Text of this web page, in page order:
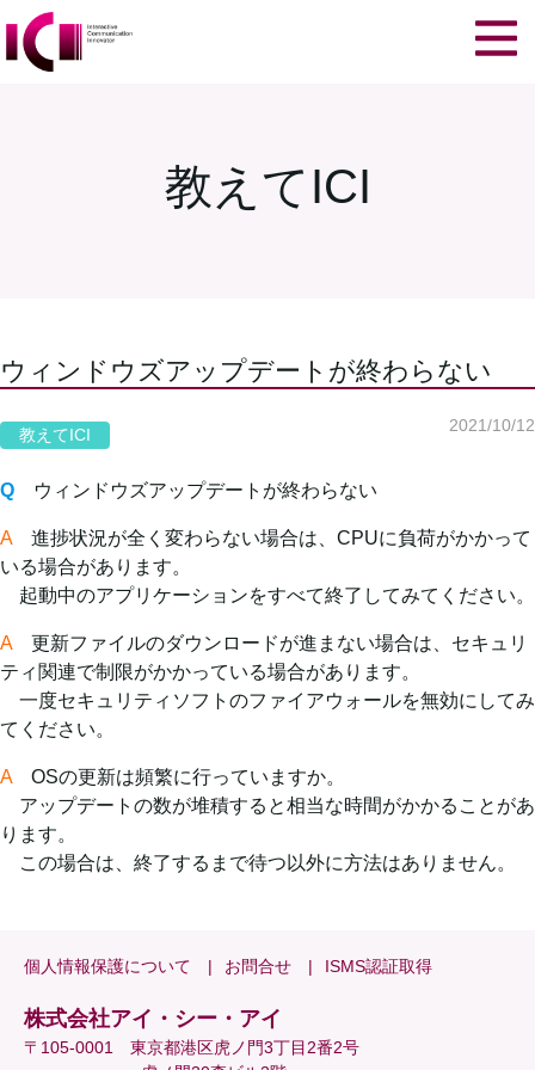
教えてICI
ウィンドウズアップデートが終わらない
教えてICI
2021/10/12
Q ウィンドウズアップデートが終わらない
A進捗状況が全く変わらない場合は、CPUに負荷がかかって
いる場合があります。
起動中のアプリケーションをすべて終了してみてください。
A更新ファイルのダウンロードが進まない場合は、セキュリ
ティ関連で制限がかかっている場合があります。
一度セキュリティソフトのファイアウォールを無効にしてみ
てください。
AOSの更新は頻繁に行っていますか。
アップデートの数が堆積すると相当な時間がかかることがあ
ります。
この場合は、終了するまで待つ以外に方法はありません。
個人情報保護について お問合せ ISMS認証取得
株式会社アイ・シー・アイ
〒105-0001 東京都港区虎ノ門3丁目2番2号